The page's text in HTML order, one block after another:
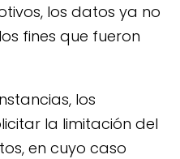
los datos ya no
fines que fueron
los
la limitación del
en cuyo caso